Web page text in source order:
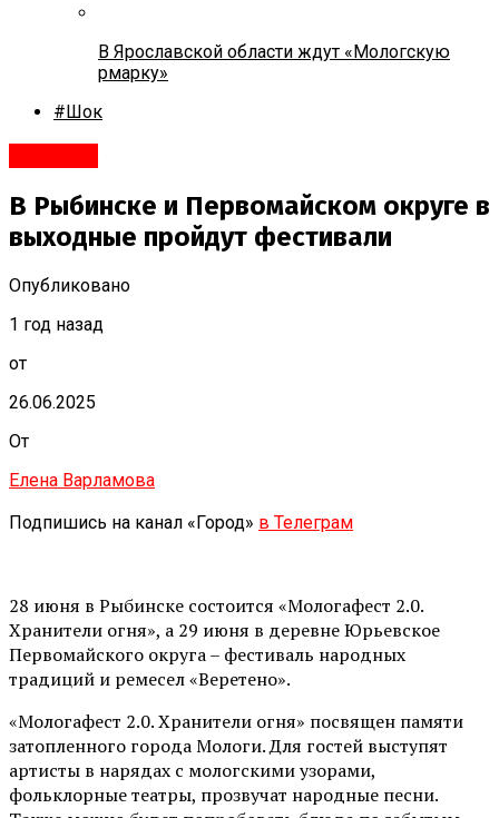
В Ярославской области ждут «Мологскую
рмарку»
#Шок
В Рыбинске и Первомайском округе в
выходные пройдут фестивали
Опубликовано
1 год назад
от
26.06.2025
От
Елена Варламова
Подпишись на канал «Город» в Телеграм
28 июня в Рыбинске состоится «Мологафест 2.0.
Хранители огня», а 29 июня в деревне Юрьевское
Первомайского округа – фестиваль народных
традиций и ремесел «Веретено».
«Мологафест 2.0. Хранители огня» посвящен памяти
затопленного города Мологи. Для гостей выступят
артисты в нарядах с мологскими узорами,
фольклорные театры, прозвучат народные песни.